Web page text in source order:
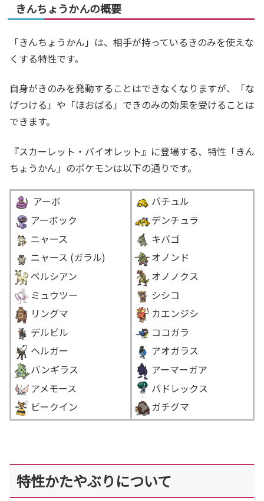
きんちょうかんの概要
「きんちょうかん」は、相手が持っているきのみを使えな
くする特性です。
自身がきのみを発動することはできなくなりますが、「な
げつける」や「ほおばる」できのみの効果を受けることは
できます。
『スカーレット・バイオレット』に登場する、特性「きん
ちょうかん」のポケモンは以下の通りです。
アーボ
アーボック
ニャース
ニャース (ガラル)
ペルシアン
ミュウツー
リングマ
デルビル
ヘルガー
バンギラス
アメモース
ビークイン
バチュル
デンチュラ
キバゴ
オノンド
オノノクス
シシコ
カエンジシ
ココガラ
アオガラス
アーマーガア
バドレックス
ガチグマ
特性かたやぶりについて